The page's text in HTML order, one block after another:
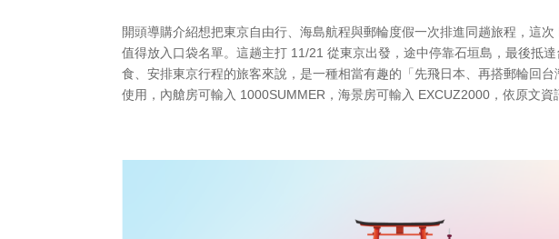
開頭導購介紹想把東京自由行、海島航程與郵輪度假一次排進同趟旅程，這
值得放入口袋名單。這趟主打 11/21 從東京出發，途中停靠石垣島，最後抵
食、安排東京行程的旅客來說，是一種相當有趣的「先飛日本、再搭郵輪回
使用，內艙房可輸入 1000SUMMER，海景房可輸入 EXCUZ2000，依原文